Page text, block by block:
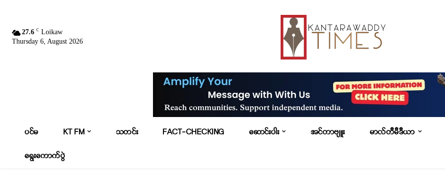
27.6 C Loikaw
Thursday 6, August 2026
ပင်မ KT FM သတင်း FACT-CHECKING ဆောင်းပါး အင်တာဗျူး မာလ်တီမီဒီယာ
ရွေးကောက်ပွဲ